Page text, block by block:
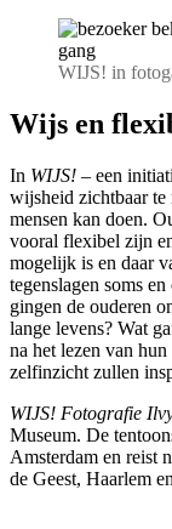
WIJS! in
Wijs en
In WIJS! – een
wijsheid zichtbaar te
mensen kan doen.
vooral flexibel zijn
mogelijk is en daar
tegenslagen soms
gingen de ouderen
lange levens? Wat
na het lezen van
zelfinzicht zullen
WIJS! Fotografie
Museum. De
Amsterdam en reist
de Geest, Haarlem